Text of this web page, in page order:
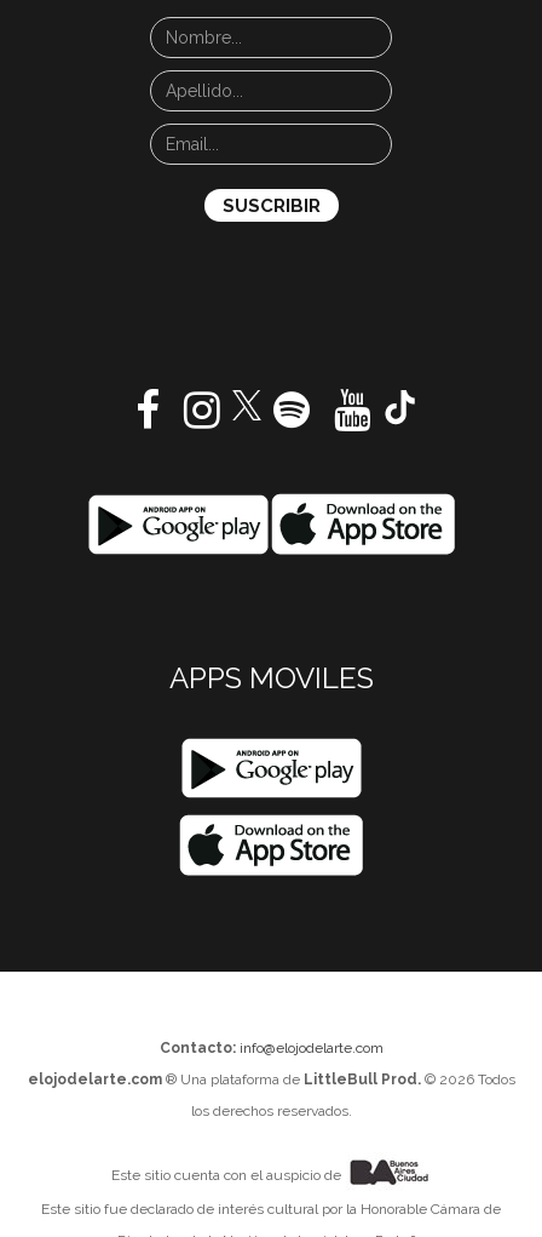
APPS MOVILES
Contacto: info@elojodelarte.com
elojodelarte.com® Una plataforma de LittleBull Prod.© 2026 Todos
los derechos reservados.
Este sitio cuenta con el auspicio de
Este sitio fue declarado de interés cultural por la Honorable Cámara de